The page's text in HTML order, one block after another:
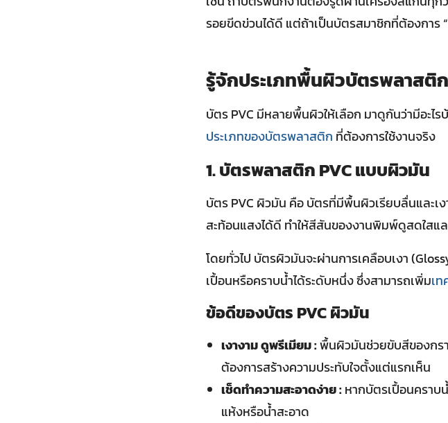
รอยขีดข่วนได้ดี แต่ถ้าเป็นบัตรสมาชิกที่ต้องการ
รู้จักประเภทพื้นผิวบัตรพลาสติ
บัตร PVC มีหลายพื้นผิวให้เลือก มาดูกันว่ามีอะ
ประเภทของบัตรพลาสติก ที่ต้องการใช้งานจริง
1. บัตรพลาสติก PVC แบบผิวมัน
บัตร PVC ผิวมัน คือ บัตรที่มีพื้นผิวเรียบลื่นและ
สะท้อนแสงได้ดี ทำให้สีสันของงานพิมพ์ดูสดใสแ
โดยทั่วไป บัตรผิวมันจะผ่านการเคลือบเงา
เปื้อนหรือคราบน้ำได้ระดับหนึ่ง ซึ่งสามารถเพิ่มเ
ข้อดีของบัตร PVC ผิวมัน
เงางาม ดูพรีเมียม :พื้นผิวมันช่วยขับสีของกร
ต้องการสร้างความประทับใจตั้งแต่แรกเห็น
เช็ดทำความสะอาดง่าย : หากบัตรเปื้อนคราบ
แห้งหรือน้ำสะอาด